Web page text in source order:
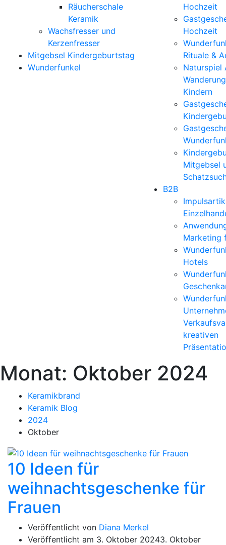
Räucherschale
Keramik
Wachsfresser und
Kerzenfresser
Mitgebsel Kindergeburtstag
Wunderfunkel
Hochzeit
Hochzeit
Rituale &
Naturspiel
Kindern
Mitgebsel
B2B
Marketing
Hotels
kreativen
Monat: Oktober 2024
Keramikbrand
Keramik Blog
2024
Oktober
10 Ideen für
weihnachtsgeschenke für
Frauen
Veröffentlicht von Diana Merkel
Veröffentlicht am 3. Oktober 20243. Oktober